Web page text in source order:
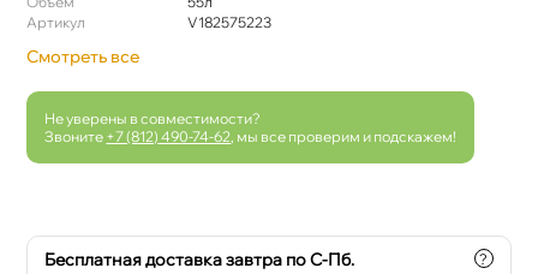
Артикул
V182575223
Смотреть все
Не уверены в совместимости?
Звоните +7 (812) 490-74-62 , мы все проверим и подскажем!
Бесплатная доставка завтра по С-Пб. ?